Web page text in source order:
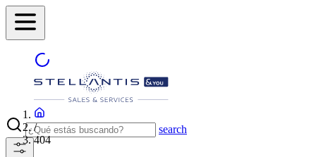
search
/
404